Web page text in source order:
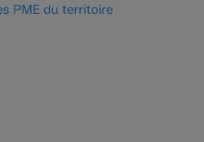
PME du territoire